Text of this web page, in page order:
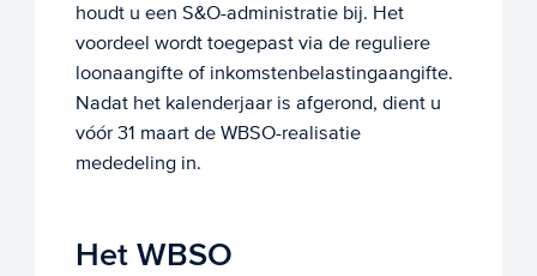
houdt u een S&O-administratie bij. Het
voordeel wordt toegepast via de reguliere
loonaangifte of inkomstenbelastingaangifte.
Nadat het kalenderjaar is afgerond, dient u
vóór 31 maart de WBSO-realisatie
mededeling in.
Het WBSO